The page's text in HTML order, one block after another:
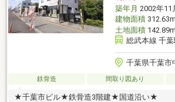
築年月 2002年11
建物面積312.63m
土地面積142.89m
総武本線 千
千葉県千葉市
鉄骨造 間取り図あり
★千葉市ビル★鉄骨造3階建★国道沿い★